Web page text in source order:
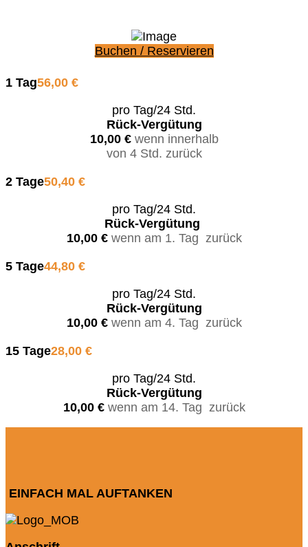
Buchen / Reservieren
1 Tag56,00 €
pro Tag/24 Std.
Rück-Vergütung
10,00 € wenn innerhalb
von 4 Std. zurück
2 Tage50,40 €
pro Tag/24 Std.
Rück-Vergütung
10,00 € wenn am 1. Tag zurück
5 Tage44,80 €
pro Tag/24 Std.
Rück-Vergütung
10,00 € wenn am 4. Tag zurück
15 Tage28,00 €
pro Tag/24 Std.
Rück-Vergütung
10,00 € wenn am 14. Tag zurück
EINFACH MAL AUFTANKEN